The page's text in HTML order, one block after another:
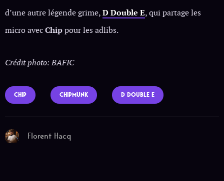
d’une autre légende grime,D Double E, qui partage les
micro avecChippour les adlibs.
Crédit photo: BAFIC
CHIP CHIPMUNK D DOUBLE E
Florent Hacq